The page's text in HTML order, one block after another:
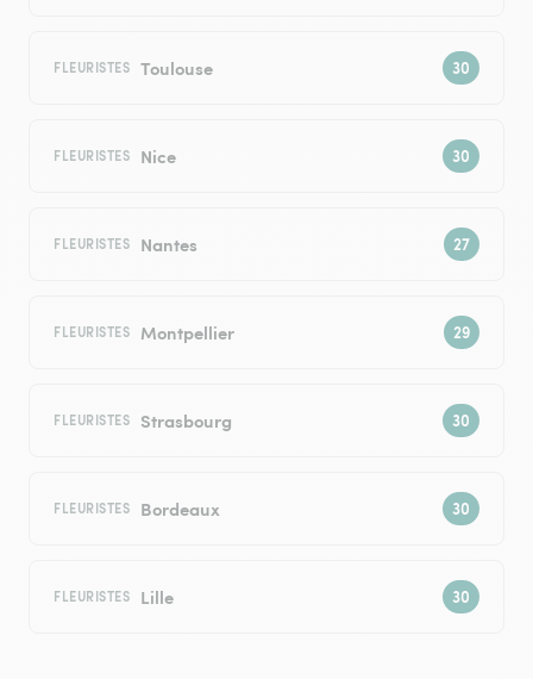
FLEURISTES Toulouse
FLEURISTES Nice
FLEURISTES Nantes
FLEURISTES Montpellier
FLEURISTES Strasbourg
FLEURISTES Bordeaux
FLEURISTES Lille